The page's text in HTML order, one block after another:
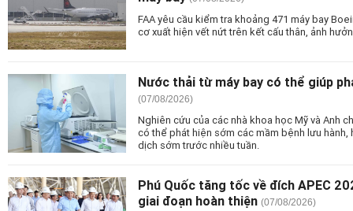
FAA yêu cầu kiểm tra khoảng 471 máy bay
cơ xuất hiện vết nứt trên kết cấu thân, ảnh
Nước thải từ máy bay có thể giúp
(07/08/2026)
Nghiên cứu của các nhà khoa học Mỹ và Anh
có thể phát hiện sớm các mầm bệnh lưu
dịch sớm trước nhiều tuần.
Phú Quốc tăng tốc về đích APEC
giai đoạn hoàn thiện (07/08/2026)